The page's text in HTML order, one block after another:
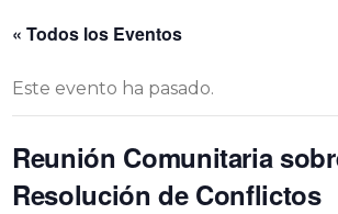
« Todos los Eventos
Este evento ha pasado.
Reunión Comunitaria
Resolución de Conflictos